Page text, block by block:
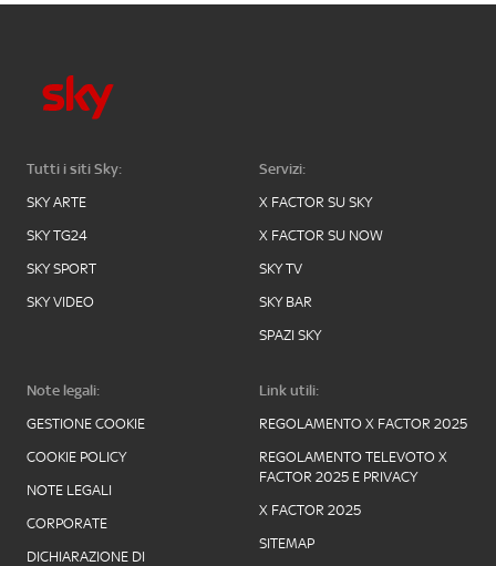
Tutti i siti Sky:
SKY ARTE
SKY TG24
SKY SPORT
SKY VIDEO
Servizi:
X FACTOR SU SKY
X FACTOR SU NOW
SKY TV
SKY BAR
SPAZI SKY
Note legali:
GESTIONE COOKIE
COOKIE POLICY
NOTE LEGALI
CORPORATE
DICHIARAZIONE DI
Link utili:
REGOLAMENTO X FACTOR 2025
REGOLAMENTO TELEVOTO X
FACTOR 2025 E PRIVACY
X FACTOR 2025
SITEMAP